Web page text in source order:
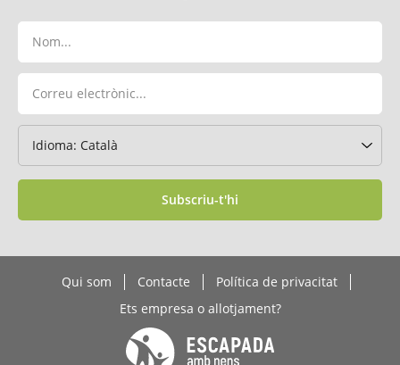
Subscriu-t'hi
Qui som Contacte
Política de privacitat
Ets empresa o allotjament?